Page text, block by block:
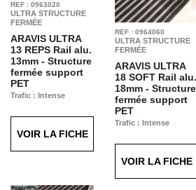
REF : 0963020
ULTRA STRUCTURE
FERMÉE
ARAVIS ULTRA
13 REPS Rail alu.
13mm - Structure
fermée support
PET
Trafic : Intense
T12
VOIR LA FICHE
REF : 0964060
ULTRA STRUCTURE
FERMÉE
ARAVIS ULTRA
18 SOFT Rail alu.
18mm - Structure
fermée support
PET
Trafic : Intense
Anthracite T69
VOIR LA FICHE